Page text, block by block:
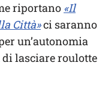
riportano «Il
Città»ci saranno
un’autonomia
lasciare roulotte